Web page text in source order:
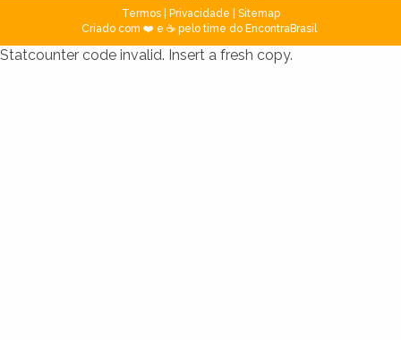
Termos| Privacidade
Sitemap
Criado com ❤️ e ☕ pelo time do EncontraBrasil
Statcounter code invalid. Insert a fresh copy.